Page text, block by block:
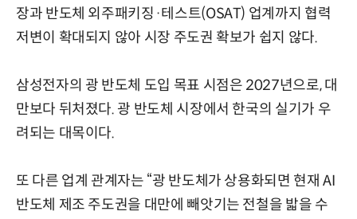
장과 반도체 외주패키징·테스트(OSAT) 업계까지 협력
저변이 확대되지 않아 시장 주도권 확보가 쉽지 않다.
삼성전자의 광 반도체 도입 목표 시점은 2027년으로, 대
만보다 뒤처졌다. 광 반도체 시장에서 한국의 실기가 우
려되는 대목이다.
또 다른 업계 관계자는 “광 반도체가 상용화되면 현재 AI
반도체 제조 주도권을 대만에 빼앗기는 전철을 밟을 수